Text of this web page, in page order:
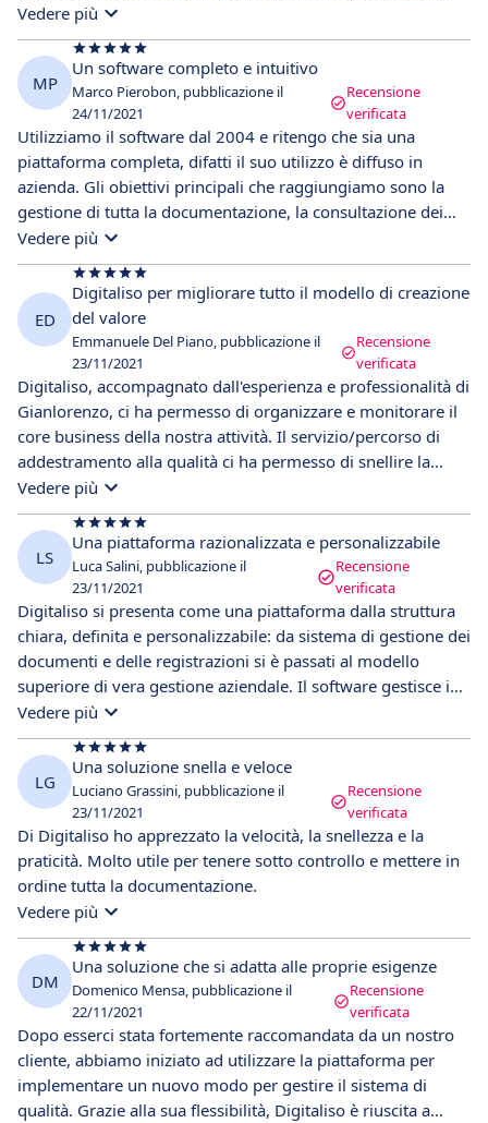
sono le info documentate, formazione ed addestramento, le
schede personale, le risorse monitoraggio e misurazione e
audit. Il vantaggio dell'utilizzo di questa piattaforma è la
sicurezza che tutto sia sotto controllo (deadline varie,
controlli documentazione, ecc) grazie al sistema di mailing e
notifica scadenze. Ne consiglio l'utilizzo a tutti gli utenti
aziendali e soprattutto ai gestori della qualità.
Vedere più
MP
Un software completo e intuitivo
Marco Pierobon, pubblicazione il
24/11/2021
Recensione
verificata
Utilizziamo il software dal 2004 e ritengo che sia una
piattaforma completa, difatti il suo utilizzo è diffuso in
azienda. Gli obiettivi principali che raggiungiamo sono la
gestione di tutta la documentazione, la consultazione dei
manuali, la gestione delle leggi, la supervisione delle
scadenze, attività di archiviazione e consultazione dei
documenti. Oltretutto viene utilizzata per la gestione
completa del personale, delle manutenzioni e per gli audit
interni.
Vedere più
ED
Digitaliso per migliorare tutto il modello di creazione
del valore
Emmanuele Del Piano, pubblicazione il
23/11/2021
Recensione
verificata
Digitaliso, accompagnato dall'esperienza e professionalità di
Gianlorenzo, ci ha permesso di organizzare e monitorare il
core business della nostra attività. Il servizio/percorso di
addestramento alla qualità ci ha permesso di snellire la
gestione e renderla più sicura, l'obiettivo è quello di farlo
diventare parte della quotidianità.
Vedere più
LS
Una piattaforma razionalizzata e personalizzabile
Luca Salini, pubblicazione il
23/11/2021
Recensione
verificata
Digitaliso si presenta come una piattaforma dalla struttura
chiara, definita e personalizzabile: da sistema di gestione dei
documenti e delle registrazioni si è passati al modello
superiore di vera gestione aziendale. Il software gestisce in
modo automatico e strutturato il flusso documentale,
mostrando in tempo reale tutte le attività e le scadenze per i
diversi utenti. Un altro fattore che mi ha fatto apprezzare
questa piattaforma è l'accessibilità da remoto della
documentazione che risulta strutturata.
Vedere più
LG
Una soluzione snella e veloce
Luciano Grassini, pubblicazione il
23/11/2021
Recensione
verificata
Di Digitaliso ho apprezzato la velocità, la snellezza e la
praticità. Molto utile per tenere sotto controllo e mettere in
ordine tutta la documentazione.
Vedere più
DM
Una soluzione che si adatta alle proprie esigenze
Domenico Mensa, pubblicazione il
22/11/2021
Recensione
verificata
Dopo esserci stata fortemente raccomandata da un nostro
cliente, abbiamo iniziato ad utilizzare la piattaforma per
implementare un nuovo modo per gestire il sistema di
qualità. Grazie alla sua flessibilità, Digitaliso è riuscita a